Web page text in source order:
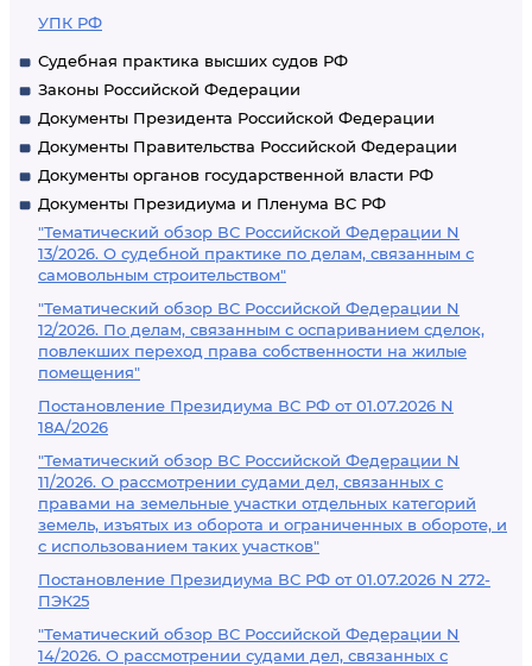
УПК РФ
Судебная практика высших судов РФ
Законы Российской Федерации
Документы Президента Российской Федерации
Документы Правительства Российской Федерации
Документы органов государственной власти РФ
Документы Президиума и Пленума ВС РФ
"Тематический обзор ВС Российской Федерации N
13/2026. О судебной практике по делам, связанным с
самовольным строительством"
"Тематический обзор ВС Российской Федерации N
12/2026. По делам, связанным с оспариванием сделок,
повлекших переход права собственности на жилые
помещения"
Постановление Президиума ВС РФ от 01.07.2026 N
18А/2026
"Тематический обзор ВС Российской Федерации N
11/2026. О рассмотрении судами дел, связанных с
правами на земельные участки отдельных категорий
земель, изъятых из оборота и ограниченных в обороте, и
с использованием таких участков"
Постановление Президиума ВС РФ от 01.07.2026 N 272-
ПЭК25
"Тематический обзор ВС Российской Федерации N
14/2026. О рассмотрении судами дел, связанных с